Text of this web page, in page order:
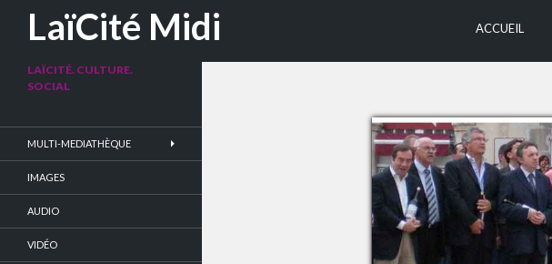
LaïCité Midi
Recherche
ACCUEIL
LAÏCITÉ. CULTURE.
SOCIAL
MULTI-MEDIATHÈQUE
IMAGES
AUDIO
VIDÉO